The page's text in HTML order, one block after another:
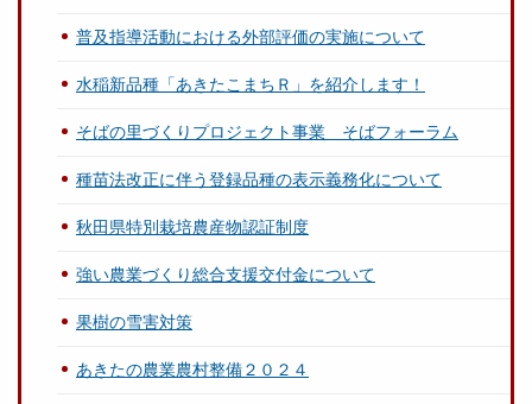
普及指導活動における外部評価の実施について
水稲新品種「あきたこまちＲ」を紹介します！
そばの里づくりプロジェクト事業 そばフォーラム
種苗法改正に伴う登録品種の表示義務化について
秋田県特別栽培農産物認証制度
強い農業づくり総合支援交付金について
果樹の雪害対策
あきたの農業農村整備２０２４